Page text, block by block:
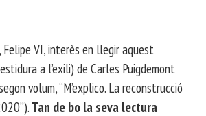
VI, interès en llegir aquest
a l’exili) de Carles Puigdemont
volum, “M’explico. La reconstrucció
Tan de bo la seva lectura